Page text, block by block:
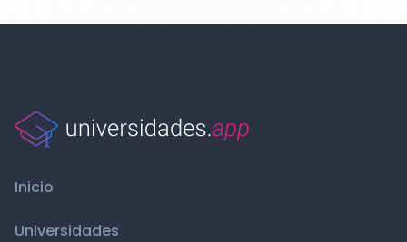
Inicio
Universidades